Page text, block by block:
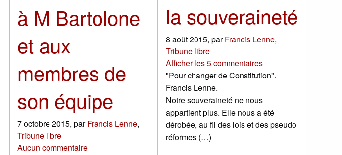
à M Bartolone
et aux
membres de
son équipe
7 octobre 2015, parFrancis Lenne,
Tribune libre
Aucun commentaire
la souveraineté
8 août 2015, parFrancis Lenne,
Tribune libre
Afficher les 5 commentaires
"Pour changer de Constitution".
Francis Lenne.
Notre souveraineté ne nous
appartient plus. Elle nous a été
dérobée, au fil des lois et des pseudo
réformes (…)